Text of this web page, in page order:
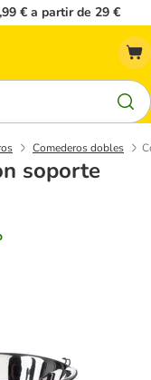
€ a partir de 29 €
Comederos dobles
soporte